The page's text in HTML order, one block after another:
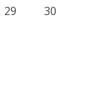
29
30